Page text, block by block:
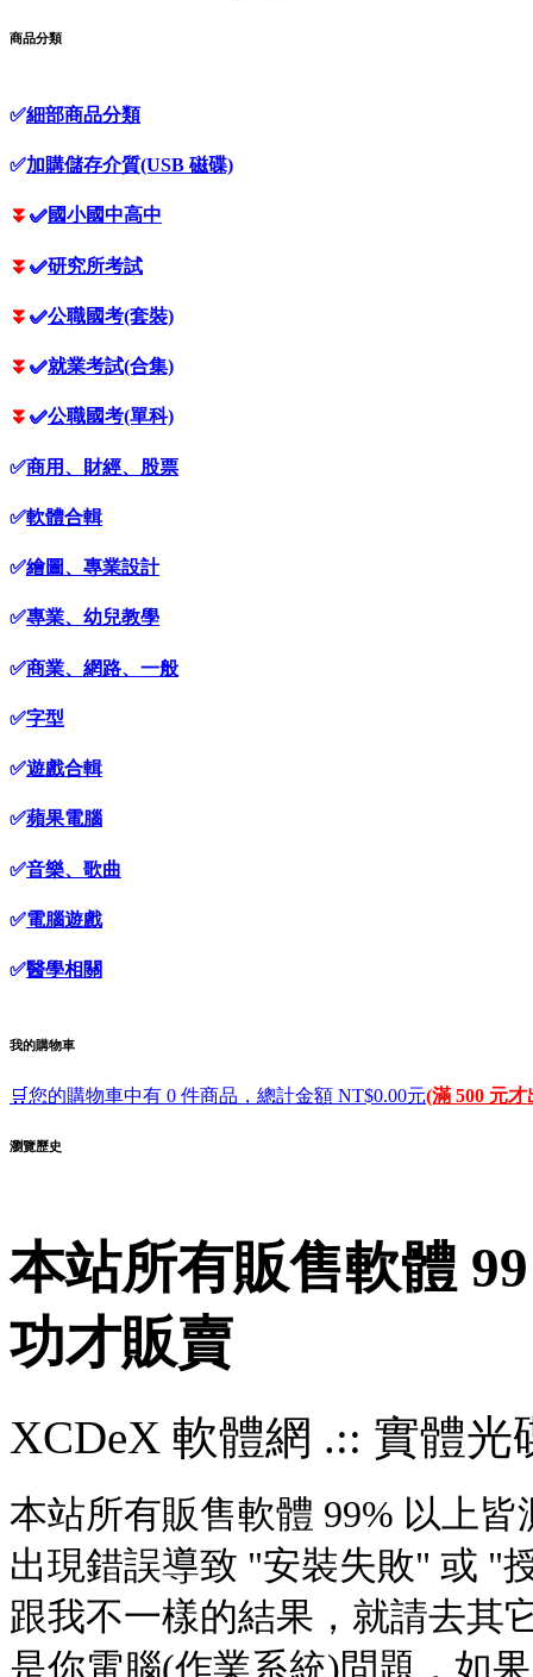
商品分類
✅細部商品分類
✅加購儲存介質(USB 磁碟)
⏬ ✅國小國中高中
⏬ ✅研究所考試
⏬ ✅公職國考(套裝)
⏬ ✅就業考試(合集)
⏬ ✅公職國考(單科)
✅商用、財經、股票
✅軟體合輯
✅繪圖、專業設計
✅專業、幼兒教學
✅商業、網路、一般
✅字型
✅遊戲合輯
✅蘋果電腦
✅音樂、歌曲
✅電腦遊戲
✅醫學相關
我的購物車
🛒您的購物車中有 0 件商品，總計金額 NT$0.00元(滿 500 元才
瀏覽歷史
本站所有販售軟體
功才販賣
XCDeX 軟體網 .:: 實體
本站所有販售軟體 99% 以上
出現錯誤導致 "安裝失敗" 或 "
跟我不一樣的結果，就請去其
是你電腦(作業系統)問題，如